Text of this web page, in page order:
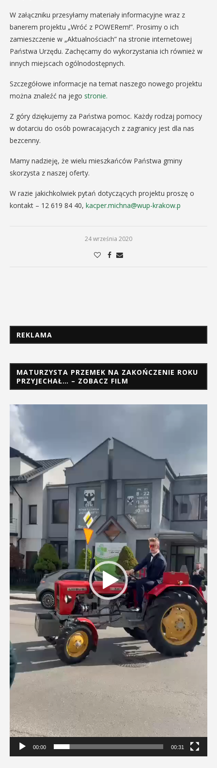
W załączniku przesyłamy materiały informacyjne wraz z
banerem projektu „Wróć z POWERem!”. Prosimy o ich
zamieszczenie w „Aktualnościach” na stronie internetowej
Państwa Urzędu. Zachęcamy do wykorzystania ich również w
innych miejscach ogólnodostępnych.
Szczegółowe informacje na temat naszego nowego projektu
można znaleźć na jego stronie.
Z góry dziękujemy za Państwa pomoc. Każdy rodzaj pomocy
w dotarciu do osób powracających z zagranicy jest dla nas
bezcenny.
Mamy nadzieję, że wielu mieszkańców Państwa gminy
skorzysta z naszej oferty.
W razie jakichkolwiek pytań dotyczących projektu proszę o
kontakt – 12 619 84 40, kacper.michna@wup-krakow.p
24 września 2020
REKLAMA
MATURZYSTA PRZEMEK NA ZAKOŃCZENIE ROKU
PRZYJECHAŁ… – ZOBACZ FILM
Odtwarzacz
00:00 00:31